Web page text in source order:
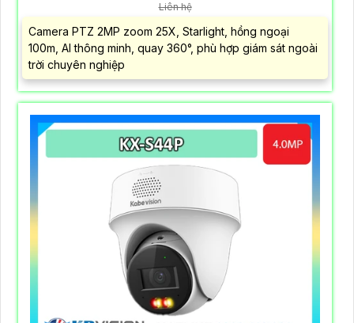
Liên hệ
Camera PTZ 2MP zoom 25X, Starlight, hồng ngoại
100m, AI thông minh, quay 360°, phù hợp giám sát ngoài
trời chuyên nghiệp